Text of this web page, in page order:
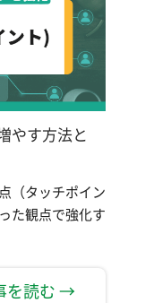
やす方法と
（タッチポイン
た観点で強化す
を読む →